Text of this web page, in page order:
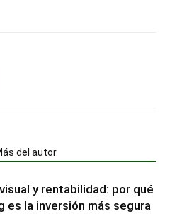
del autor
y rentabilidad: por qué
es la inversión más segura